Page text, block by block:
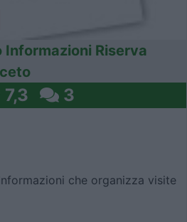
Informazioni Riserva
7,3 3
che organizza visite